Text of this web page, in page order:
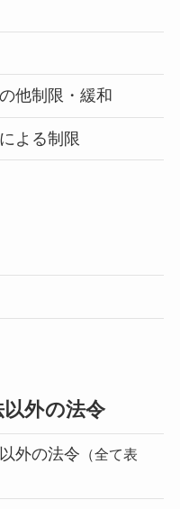
他制限・緩和
よる制限
外の法令
外の法令 （全て表